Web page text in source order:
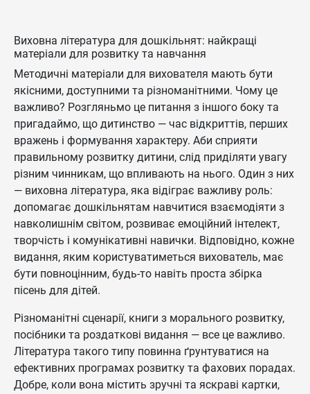
Виховна література для дошкільнят: найкращі
матеріали для розвитку та навчання
Методичні матеріали для вихователя мають бути
якісними, доступними та різноманітними. Чому це
важливо? Розгляньмо це питання з іншого боку та
пригадаймо, що дитинство — час відкриттів, перших
вражень і формування характеру. Аби сприяти
правильному розвитку дитини, слід приділяти увагу
різним чинникам, що впливають на нього. Один з них
— виховна література, яка відіграє важливу роль:
допомагає дошкільнятам навчитися взаємодіяти з
навколишнім світом, розвиває емоційний інтелект,
творчість і комунікативні навички. Відповідно, кожне
видання, яким користуватиметься вихователь, має
бути повноцінним, будь-то навіть проста збірка
пісень для дітей.
Різноманітні сценарії, книги з морального розвитку,
посібники та роздаткові видання — все це важливо.
Література такого типу повинна ґрунтуватися на
ефективних програмах розвитку та фахових порадах.
Добре, коли вона містить зручні та яскраві картки,